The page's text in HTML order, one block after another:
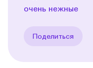
очень нежные
Поделиться